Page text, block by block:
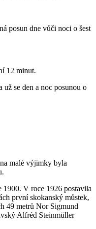
posun dne vůči noci o šest
12 minut.
už se den a noc posunou o
malé výjimky byla
1900. V roce 1926 postavila
první skokanský můstek,
49 metrů Nor Sigmund
Alfréd Steinmüller